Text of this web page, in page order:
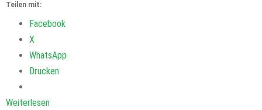
Teilen mit:
Facebook
X
WhatsApp
Drucken
Weiterlesen